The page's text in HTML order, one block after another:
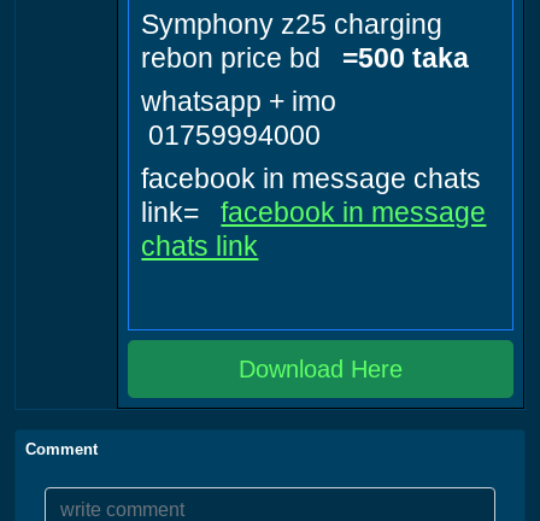
Symphony z25 charging
rebon price bd =500 taka
whatsapp + imo
01759994000
facebook in message chats
link=facebook in message
chats link
Download Here
Comment